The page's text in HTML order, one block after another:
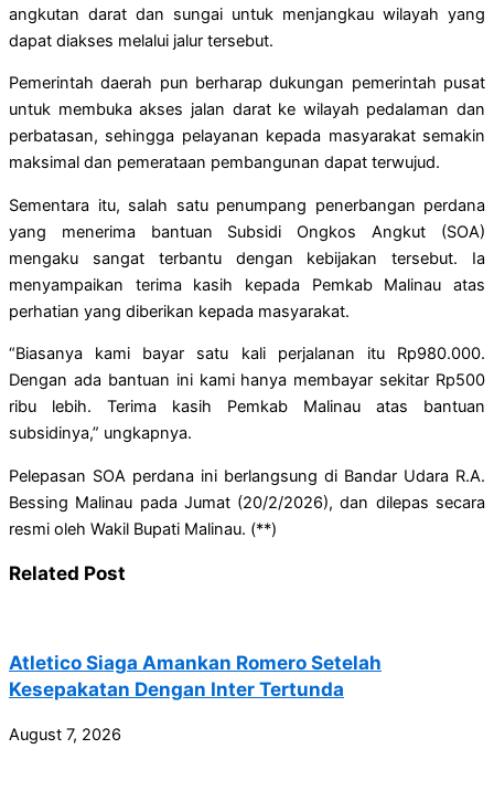
angkutan darat dan sungai untuk menjangkau wilayah yang
dapat diakses melalui jalur tersebut.
Pemerintah daerah pun berharap dukungan pemerintah pusat
untuk membuka akses jalan darat ke wilayah pedalaman dan
perbatasan, sehingga pelayanan kepada masyarakat semakin
maksimal dan pemerataan pembangunan dapat terwujud.
Sementara itu, salah satu penumpang penerbangan perdana
yang menerima bantuan Subsidi Ongkos Angkut (SOA)
mengaku sangat terbantu dengan kebijakan tersebut. Ia
menyampaikan terima kasih kepada Pemkab Malinau atas
perhatian yang diberikan kepada masyarakat.
“Biasanya kami bayar satu kali perjalanan itu Rp980.000.
Dengan ada bantuan ini kami hanya membayar sekitar Rp500
ribu lebih. Terima kasih Pemkab Malinau atas bantuan
subsidinya,” ungkapnya.
Pelepasan SOA perdana ini berlangsung di Bandar Udara R.A.
Bessing Malinau pada Jumat (20/2/2026), dan dilepas secara
resmi oleh Wakil Bupati Malinau. (**)
Related Post
Atletico Siaga Amankan Romero Setelah
Kesepakatan Dengan Inter Tertunda
August 7, 2026